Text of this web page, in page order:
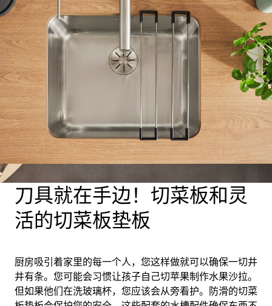
1 /0
刀具就在手边！切菜板和灵
活的切菜板垫板
厨房吸引着家里的每一个人，您这样做就可以确保一切井
井有条。您可能会习惯让孩子自己切苹果制作水果沙拉。
但如果他们在洗玻璃杯，您应该会从旁看护。防滑的切菜